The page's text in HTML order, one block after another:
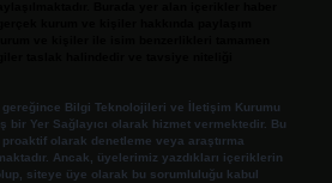
gereğince Bilgi Teknolojileri ve İletişim Kurumu
bir Yer Sağlayıcı olarak hizmet vermektedir. Bu
olarak denetleme veya araştırma
Ancak, üyelerimiz yazdıkları içeriklerin
siteye üye olarak bu sorumluluğu kabul